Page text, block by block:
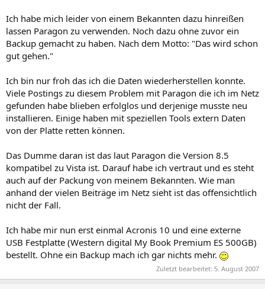
Ich habe mich leider von einem Bekannten dazu hinreißen
lassen Paragon zu verwenden. Noch dazu ohne zuvor ein
Backup gemacht zu haben. Nach dem Motto: "Das wird schon
gut gehen."
Ich bin nur froh das ich die Daten wiederherstellen konnte.
Viele Postings zu diesem Problem mit Paragon die ich im Netz
gefunden habe blieben erfolglos und derjenige musste neu
installieren. Einige haben mit speziellen Tools extern Daten
von der Platte retten können.
Das Dumme daran ist das laut Paragon die Version 8.5
kompatibel zu Vista ist. Darauf habe ich vertraut und es steht
auch auf der Packung von meinem Bekannten. Wie man
anhand der vielen Beiträge im Netz sieht ist das offensichtlich
nicht der Fall.
Ich habe mir nun erst einmal Acronis 10 und eine externe
USB Festplatte (Western digital My Book Premium ES 500GB)
bestellt. Ohne ein Backup mach ich gar nichts mehr.
Zuletzt bearbeitet: 5. August 2007